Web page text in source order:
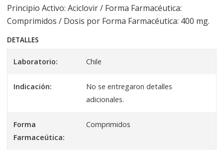
Principio Activo: Aciclovir / Forma Farmacéutica:
Comprimidos / Dosis por Forma Farmacéutica: 400 mg.
DETALLES
Laboratorio: Chile
Indicación:
No se entregaron detalles
adicionales.
Forma
Farmaceútica:
Comprimidos